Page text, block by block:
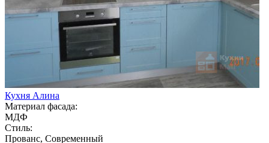
Кухня Алина
Материал фасада:
МДФ
Стиль:
Прованс, Современный